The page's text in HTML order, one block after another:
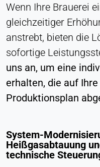
Wenn Ihre Brauerei
gleichzeitiger
anstrebt, bieten die
sofortige
uns an, um eine
erhalten, die auf
Produktionsplan
System-
Heißgasabtauung
technische